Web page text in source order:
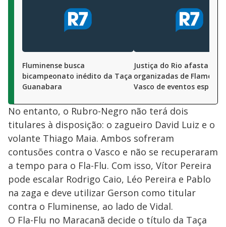
Fluminense busca
bicampeonato inédito da Taça
Guanabara
Justiça do Rio afasta
organizadas de
Vasco de eventos
No entanto, o Rubro-Negro não terá dois
titulares à disposição: o zagueiro David Luiz e o
volante Thiago Maia. Ambos sofreram
contusões contra o Vasco e não se recuperaram
a tempo para o Fla-Flu. Com isso, Vítor Pereira
pode escalar Rodrigo Caio, Léo Pereira e Pablo
na zaga e deve utilizar Gerson como titular
contra o Fluminense, ao lado de Vidal.
O Fla-Flu no Maracanã decide o título da Taça